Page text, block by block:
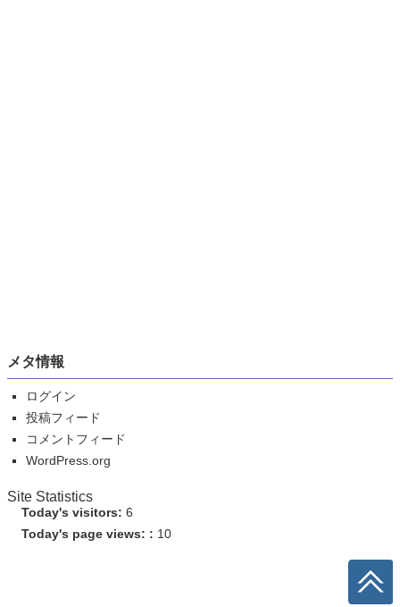
メタ情報
ログイン
投稿フィード
コメントフィード
WordPress.org
Site Statistics
Today's visitors: 6
Today's page views: : 10